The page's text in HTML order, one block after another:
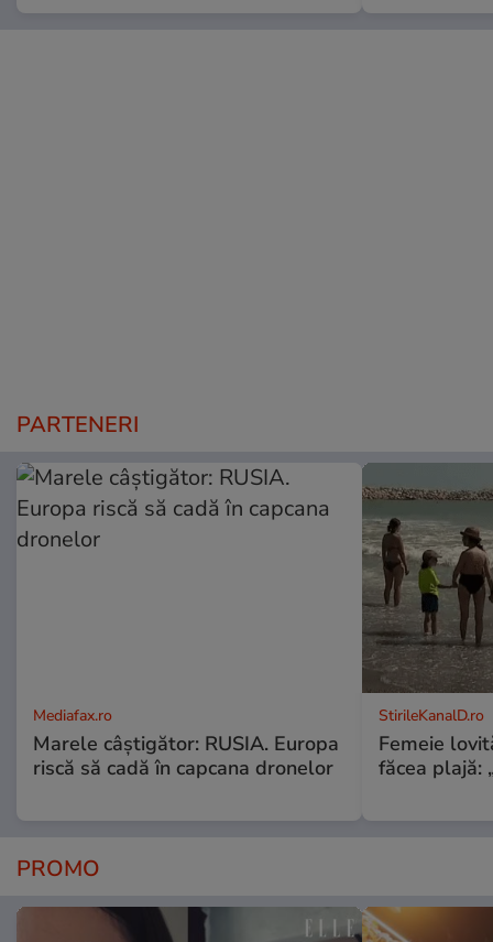
PARTENERI
Mediafax.ro
Marele câștigător: RUSIA. Europa
riscă să cadă în capcana dronelor
StirileKanalD.ro
Femeie
făcea plajă:
PROMO